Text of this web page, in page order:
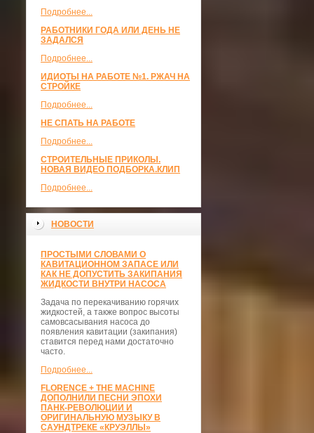
Подробнее...
РАБОТНИКИ ГОДА ИЛИ ДЕНЬ НЕ
ЗАДАЛСЯ
Подробнее...
ИДИОТЫ НА РАБОТЕ №1. РЖАЧ НА
СТРОЙКЕ
Подробнее...
НЕ СПАТЬ НА РАБОТЕ
Подробнее...
СТРОИТЕЛЬНЫЕ ПРИКОЛЫ.
НОВАЯ ВИДЕО ПОДБОРКА.КЛИП
Подробнее...
НОВОСТИ
ПРОСТЫМИ СЛОВАМИ О
КАВИТАЦИОННОМ ЗАПАСЕ ИЛИ
КАК НЕ ДОПУСТИТЬ ЗАКИПАНИЯ
ЖИДКОСТИ ВНУТРИ НАСОСА
Задача по перекачиванию горячих
жидкостей, а также вопрос высоты
самовсасывания насоса до
появления кавитации (закипания)
ставится перед нами достаточно
часто.
Подробнее...
FLORENCE + THE MACHINE
ДОПОЛНИЛИ ПЕСНИ ЭПОХИ
ПАНК-РЕВОЛЮЦИИ И
ОРИГИНАЛЬНУЮ МУЗЫКУ В
САУНДТРЕКЕ «КРУЭЛЛЫ»